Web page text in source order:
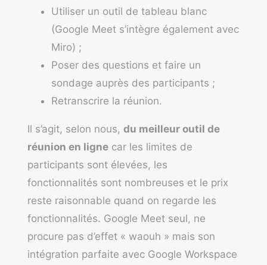
Utiliser un outil de tableau blanc
(Google Meet s’intègre également avec
Miro) ;
Poser des questions et faire un
sondage auprès des participants ;
Retranscrire la réunion.
Il s’agit, selon nous, du meilleur outil de
réunion en ligne car les limites de
participants sont élevées, les
fonctionnalités sont nombreuses et le prix
reste raisonnable quand on regarde les
fonctionnalités. Google Meet seul, ne
procure pas d’effet « waouh » mais son
intégration parfaite avec Google Workspace